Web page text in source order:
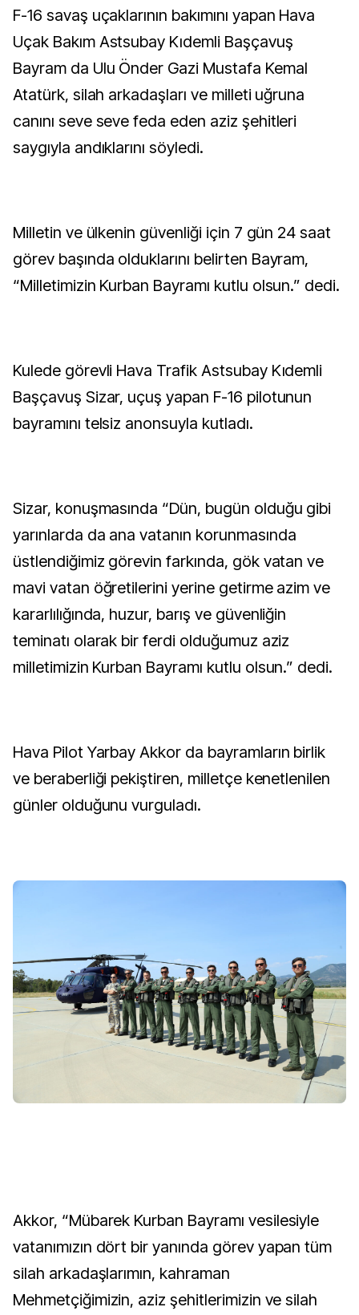
F-16 savaş uçaklarının bakımını yapan Hava
Uçak Bakım Astsubay Kıdemli Başçavuş
Bayram da Ulu Önder Gazi Mustafa Kemal
Atatürk, silah arkadaşları ve milleti uğruna
canını seve seve feda eden aziz şehitleri
saygıyla andıklarını söyledi.
Milletin ve ülkenin güvenliği için 7 gün 24 saat
görev başında olduklarını belirten Bayram,
“Milletimizin Kurban Bayramı kutlu olsun.” dedi.
Kulede görevli Hava Trafik Astsubay Kıdemli
Başçavuş Sizar, uçuş yapan F-16 pilotunun
bayramını telsiz anonsuyla kutladı.
Sizar, konuşmasında “Dün, bugün olduğu gibi
yarınlarda da ana vatanın korunmasında
üstlendiğimiz görevin farkında, gök vatan ve
mavi vatan öğretilerini yerine getirme azim ve
kararlılığında, huzur, barış ve güvenliğin
teminatı olarak bir ferdi olduğumuz aziz
milletimizin Kurban Bayramı kutlu olsun.” dedi.
Hava Pilot Yarbay Akkor da bayramların birlik
ve beraberliği pekiştiren, milletçe kenetlenilen
günler olduğunu vurguladı.
Akkor, “Mübarek Kurban Bayramı vesilesiyle
vatanımızın dört bir yanında görev yapan tüm
silah arkadaşlarımın, kahraman
Mehmetçiğimizin, aziz şehitlerimizin ve silah